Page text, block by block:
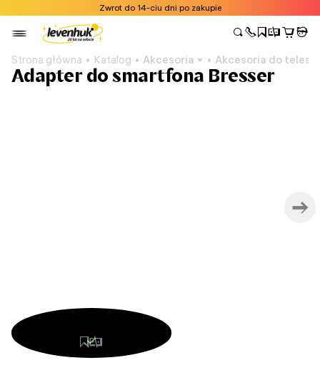
Zwrot do 14-ciu dni po zakupie
Strona główna Katalog Akcesoria Akcesoria do
Adapter do smartfona Bresser